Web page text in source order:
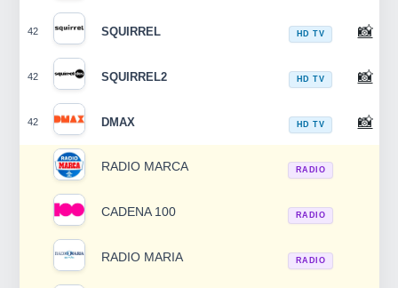
42 SQUIRREL HD TV 📸
42 SQUIRREL2 HD TV 📸
42 DMAX HD TV 📸
RADIO MARCA RADIO
CADENA 100 RADIO
RADIO MARIA RADIO